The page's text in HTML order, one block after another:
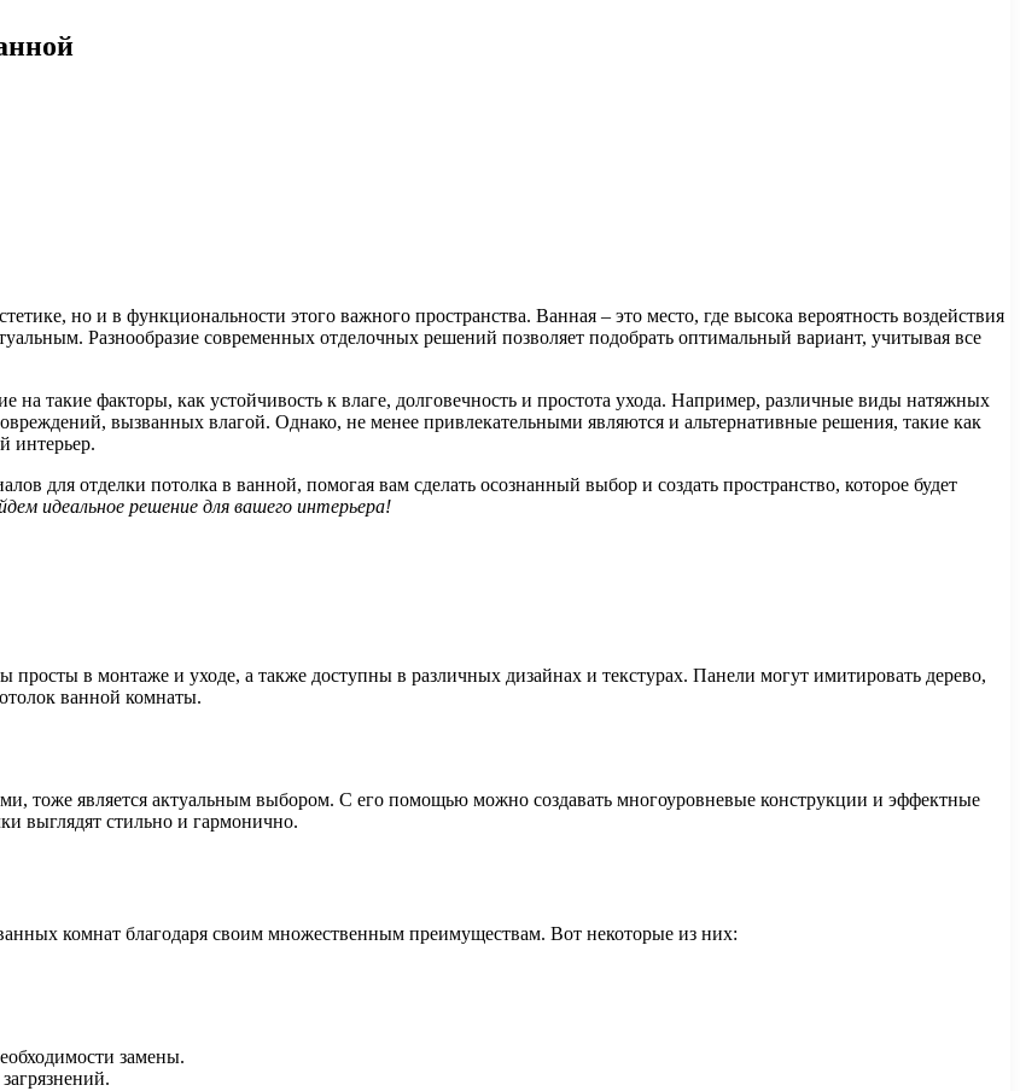
но и в функциональности этого важного пространства. Ванная – это место, где высока вероятность воздействия
Разнообразие современных отделочных решений позволяет подобрать оптимальный вариант, учитывая все
на такие факторы, как устойчивость к влаге, долговечность и простота ухода. Например, различные виды натяжных
вызванных влагой. Однако, не менее привлекательными являются и альтернативные решения, такие как
интерьер.
для отделки потолка в ванной, помогая вам сделать осознанный выбор и создать пространство, которое будет
идеальное решение для вашего интерьера!
в монтаже и уходе, а также доступны в различных дизайнах и текстурах. Панели могут имитировать дерево,
ванной комнаты.
тоже является актуальным выбором. С его помощью можно создавать многоуровневые конструкции и эффектные
выглядят стильно и гармонично.
комнат благодаря своим множественным преимуществам. Вот некоторые из них:
замены.